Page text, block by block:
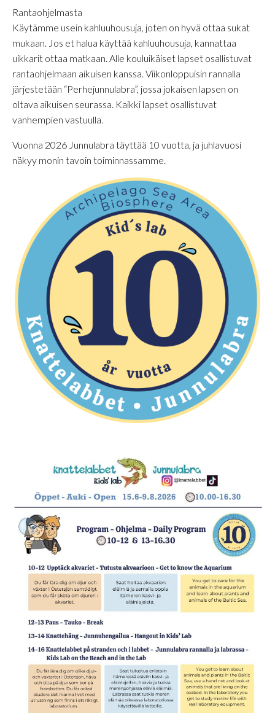
Rantaohjelmasta
Käytämme usein kahluuhousuja, joten on hyvä ottaa sukat
mukaan. Jos et halua käyttää kahluuhousuja, kannattaa
uikkarit ottaa matkaan. Alle kouluikäiset lapset osallistuvat
rantaohjelmaan aikuisen kanssa. Viikonloppuisin rannalla
järjestetään “Perhejunnulabra”, jossa jokaisen lapsen on
oltava aikuisen seurassa. Kaikki lapset osallistuvat
vanhempien vastuulla.
Vuonna 2026 Junnulabra täyttää 10 vuotta, ja juhlavuosi
näkyy monin tavoin toiminnassamme.